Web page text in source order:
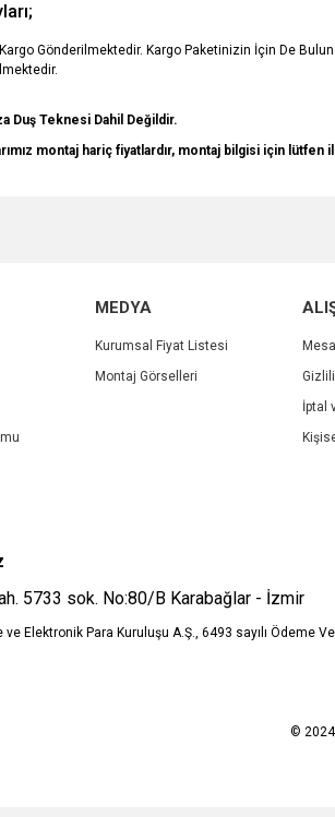
Gönderilmektedir. Kargo Paketinizin İçin De
Duş Teknesi Dahil Değildir.
montaj hariç fiyatlardır, montaj bilgisi için lütfen
eksik bilgiler bulunuyor.
hatalar bulunuyor.
diğer sitelerden daha pahalı.
farklı alternatifler olmalı.
MEDYA
Kurumsal Fiyat Listesi
Montaj Görselleri
İptal
5733 sok. No:80/B Karabağlar - İzmir
ve Elektronik Para Kuruluşu A.Ş., 6493 sayılı Ödeme
© 2024